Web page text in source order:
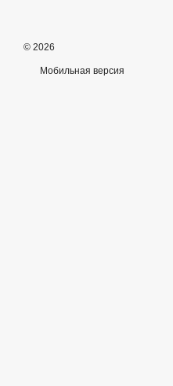
© 2026
Мобильная версия